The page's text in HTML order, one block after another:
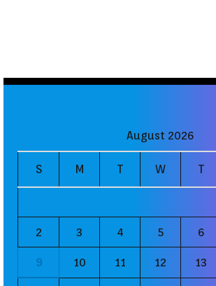
August 2026
S M T W T
2 3 4 5 6
9 10 11 12 13